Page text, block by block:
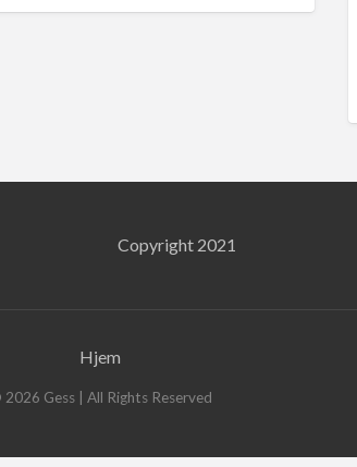
Copyright 2021
Hjem
2026 Gess| All Rights Reserved